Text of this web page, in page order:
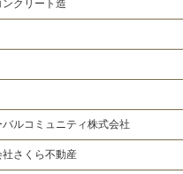
クリート造
バルコミュニティ株式会社
社さくら不動産